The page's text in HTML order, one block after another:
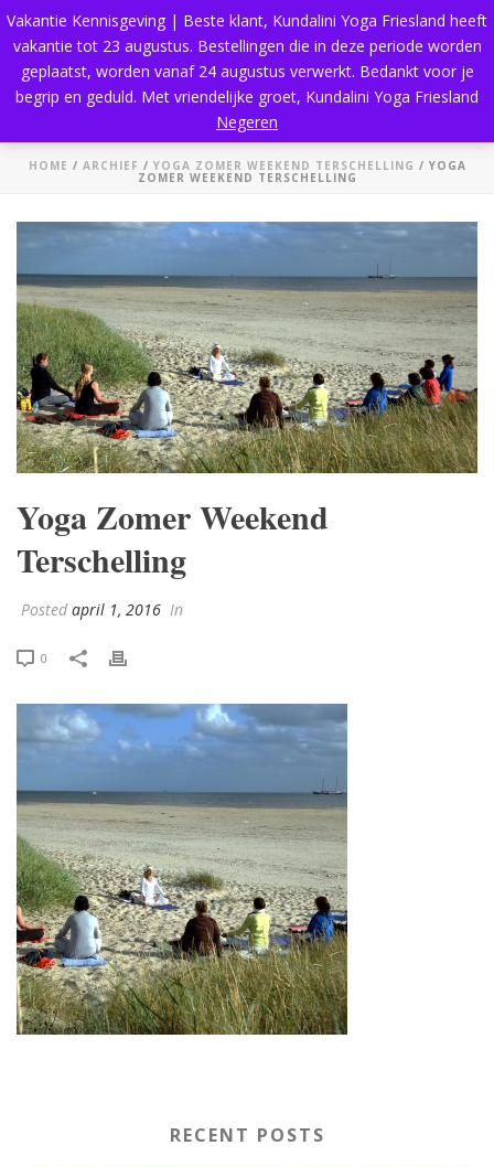
Yoga Zomer Weekend Terschelling
HOME / ARCHIEF / YOGA ZOMER WEEKEND TERSCHELLING / YOGA
ZOMER WEEKEND TERSCHELLING
Yoga Zomer Weekend
Terschelling
Posted april 1, 2016 In
0
RECENT POSTS
Vakantie Kennisgeving | Beste klant, Kundalini Yoga Friesland heeft
vakantie tot 23 augustus. Bestellingen die in deze periode worden
geplaatst, worden vanaf 24 augustus verwerkt. Bedankt voor je
begrip en geduld. Met vriendelijke groet, Kundalini Yoga Friesland
Negeren